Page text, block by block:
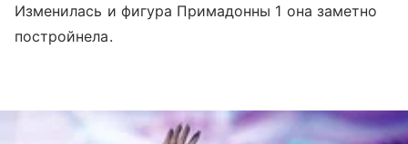
Изменилась и фигура Примадонны 1 она заметно
постройнела.